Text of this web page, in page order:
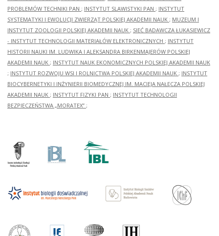
PROBLEMÓW TECHNIKI PAN ; INSTYTUT SLAWISTYKI PAN ; INSTYTUT
SYSTEMATYKI I EWOLUCJI ZWIERZĄT POLSKIEJ AKADEMII NAUK ; MUZEUM I
INSTYTUT ZOOLOGII POLSKIEJ AKADEMII NAUK ; SIEĆ BADAWCZA ŁUKASIEWICZ
- INSTYTUT TECHNOLOGII MATERIAŁÓW ELEKTRONICZNYCH ; INSTYTUT
HISTORII NAUKI IM. LUDWIKA I ALEKSANDRA BIRKENMAJERÓW POLSKIEJ
AKADEMII NAUK ; INSTYTUT NAUK EKONOMICZNYCH POLSKIEJ AKADEMII NAUK
; INSTYTUT ROZWOJU WSI I ROLNICTWA POLSKIEJ AKADEMII NAUK ; INSTYTUT
BIOCYBERNETYKI I INŻYNIERII BIOMEDYCZNEJ IM. MACIEJA NAŁĘCZA POLSKIEJ
AKADEMII NAUK ; INSTYTUT FIZYKI PAN ; INSTYTUT TECHNOLOGII
BEZPIECZEŃSTWA „MORATEX” ;